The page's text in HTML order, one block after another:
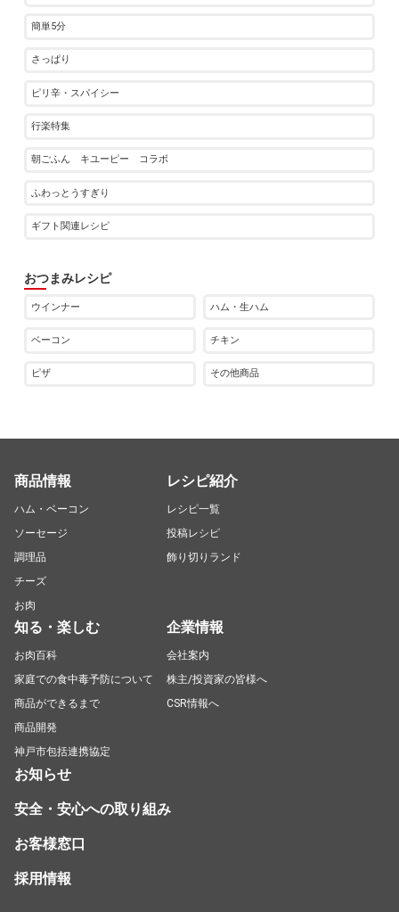
簡単5分
さっぱり
ピリ辛・スパイシー
行楽特集
朝ごふん キユーピー コラボ
ふわっとうすぎり
ギフト関連レシピ
おつまみレシピ
ウインナー ハム・生ハム
ベーコン チキン
ピザ その他商品
商品情報
ハム・ベーコン
ソーセージ
調理品
チーズ
お肉
レシピ紹介
レシピ一覧
投稿レシピ
飾り切りランド
知る・楽しむ
お肉百科
家庭での食中毒予防について
商品ができるまで
商品開発
神戸市包括連携協定
企業情報
会社案内
株主/投資家の皆様へ
CSR情報へ
お知らせ
安全・安心への取り組み
お客様窓口
採用情報